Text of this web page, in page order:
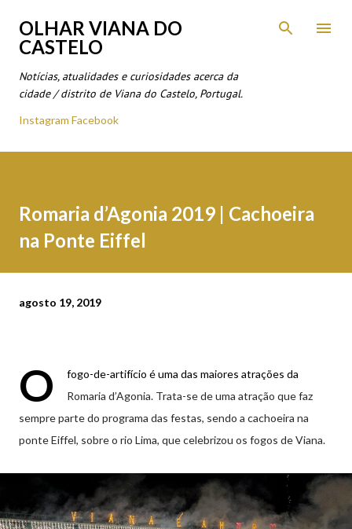
Avançar para o conteúdo principal
OLHAR VIANA DO
CASTELO
Notícias, atualidades e curiosidades acerca da
cidade / distrito de Viana do Castelo, Portugal.
Instagram Facebook
Romaria d’Agonia 2019 | Cachoeira
na Ponte Eiffel
agosto 19, 2019
O
fogo-de-artifício é uma das maiores atrações da
Romaria d’Agonia. Trata-se de uma atração que faz
sempre parte do programa das festas, sendo a cachoeira na
ponte Eiffel, sobre o rio Lima, que celebrizou os fogos de Viana.